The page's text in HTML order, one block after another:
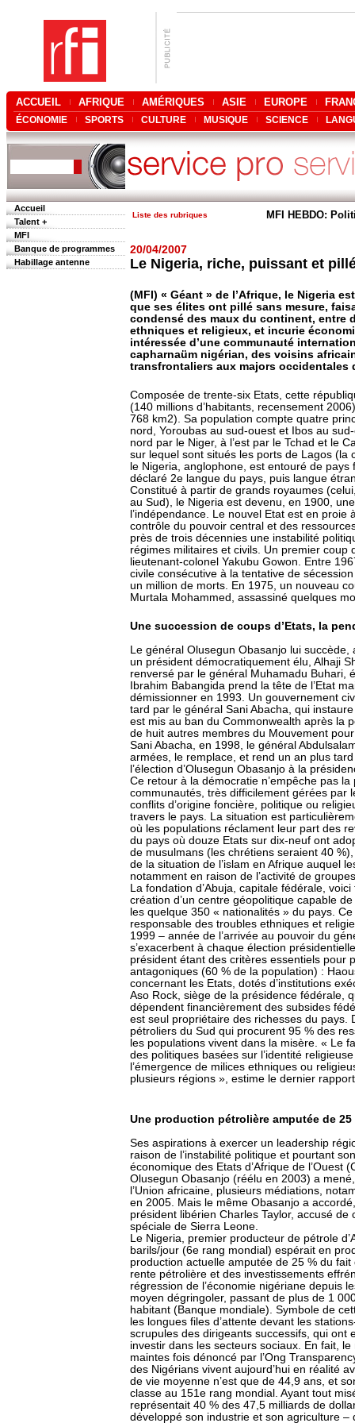
ACCUEIL AFRIQUE AMÉRIQUES ASIE EUROPE
ÉCONOMIE SPORTS CULTURE MUSIQUE SCIENCE
Accueil
Talent +
MFI
Banque de programmes
Habillage antenne
Liste des rubriques MFI HEBDO:
20/04/2007
Le Nigeria, riche, puissant et
(MFI) « Géant » de l’Afrique, le Nigeria
que ses élites ont pillé sans mesure,
condensé des maux du continent, entre
ethniques et religieux, et incurie
intéressée d’une communauté
capharnaüm nigérian, des voisins
transfrontaliers aux majors occidentales
Composée de trente-six Etats, cette
(140 millions d’habitants, recensement
768 km2). Sa population compte quatre
nord, Yoroubas au sud-ouest et Ibos au
nord par le Niger, à l’est par le Tchad et le
sur lequel sont situés les ports de Lagos (la
le Nigeria, anglophone, est entouré de
déclaré 2e langue du pays, puis langue
Constitué à partir de grands royaumes
au Sud), le Nigeria est devenu, en 1900,
l’indépendance. Le nouvel Etat est en
contrôle du pouvoir central et des
près de trois décennies une instabilité
régimes militaires et civils. Un premier coup
lieutenant-colonel Yakubu Gowon. Entre
civile consécutive à la tentative de
un million de morts. En 1975, un nouveau
Murtala Mohammed, assassiné quelques
Une succession de coups d’Etats, la
Le général Olusegun Obasanjo lui
un président démocratiquement élu, Alhaji
renversé par le général Muhamadu Buhari,
Ibrahim Babangida prend la tête de l’Etat
démissionner en 1993. Un gouvernement
tard par le général Sani Abacha, qui
est mis au ban du Commonwealth après la
de huit autres membres du Mouvement
Sani Abacha, en 1998, le général
armées, le remplace, et rend un an plus
l’élection d’Olusegun Obasanjo à la
Ce retour à la démocratie n’empêche pas
communautés, très difficilement gérées par
conflits d’origine foncière, politique ou
travers le pays. La situation est
où les populations réclament leur part des
du pays où douze Etats sur dix-neuf ont
de musulmans (les chrétiens seraient 40
de la situation de l’islam en Afrique auquel
notamment en raison de l’activité de
La fondation d’Abuja, capitale fédérale,
création d’un centre géopolitique capable
les quelque 350 « nationalités » du pays.
responsable des troubles ethniques et
1999 – année de l’arrivée au pouvoir du
s’exacerbent à chaque élection
président étant des critères essentiels pour
antagoniques (60 % de la population) :
concernant les Etats, dotés d’institutions
Aso Rock, siège de la présidence fédérale,
dépendent financièrement des subsides
est seul propriétaire des richesses du pays.
pétroliers du Sud qui procurent 95 % des
les populations vivent dans la misère. « Le
des politiques basées sur l’identité
l’émergence de milices ethniques ou
plusieurs régions », estime le dernier
Une production pétrolière amputée de
Ses aspirations à exercer un leadership
raison de l’instabilité politique et pourtant
économique des Etats d’Afrique de l’Ouest
Olusegun Obasanjo (réélu en 2003) a
l’Union africaine, plusieurs médiations,
en 2005. Mais le même Obasanjo a
président libérien Charles Taylor, accusé
spéciale de Sierra Leone.
Le Nigeria, premier producteur de pétrole
barils/jour (6e rang mondial) espérait en
production actuelle amputée de 25 % du
rente pétrolière et des investissements
régression de l’économie nigériane depuis
moyen dégringoler, passant de plus de 1
habitant (Banque mondiale). Symbole de
les longues files d’attente devant les
scrupules des dirigeants successifs, qui ont
investir dans les secteurs sociaux. En fait,
maintes fois dénoncé par l’Ong
des Nigérians vivent aujourd’hui en réalité
de vie moyenne n’est que de 44,9 ans, et
classe au 151e rang mondial. Ayant tout
représentait 40 % des 47,5 milliards de
développé son industrie et son agriculture –